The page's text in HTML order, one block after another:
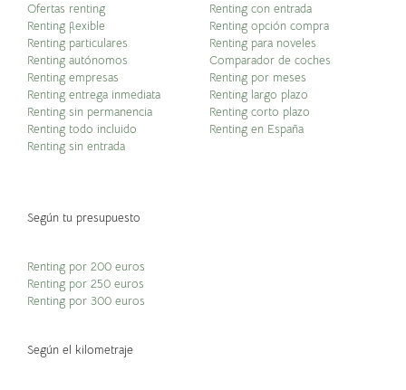
Ofertas renting
Renting flexible
Renting particulares
Renting autónomos
Renting empresas
Renting entrega inmediata
Renting sin permanencia
Renting todo incluido
Renting sin entrada
Renting con entrada
Renting opción compra
Renting para noveles
Comparador de coches
Renting por meses
Renting largo plazo
Renting corto plazo
Renting en España
Según tu presupuesto
Renting por 200 euros
Renting por 250 euros
Renting por 300 euros
Según el kilometraje